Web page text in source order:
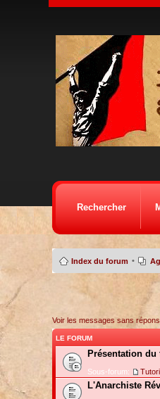
Rechercher
Index du forum •
Voir les messages sans
LE FORUM
Présentation du
Sous-forum:
L'Anarchiste